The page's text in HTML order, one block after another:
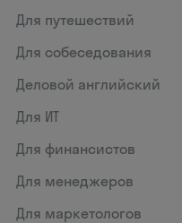
Для путешествий
Для собеседования
Деловой английский
Для ИТ
Для финансистов
Для менеджеров
Для маркетологов